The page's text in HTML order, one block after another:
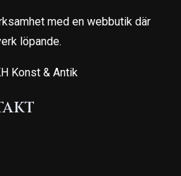
med en webbutik där
löpande.
Konst & Antik